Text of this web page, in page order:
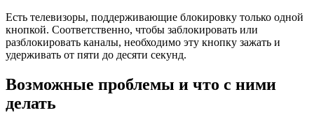
Есть телевизоры, поддерживающие блокировку только одной
кнопкой. Соответственно, чтобы заблокировать или
разблокировать каналы, необходимо эту кнопку зажать и
удерживать от пяти до десяти секунд.
Возможные проблемы и что с ними
делать